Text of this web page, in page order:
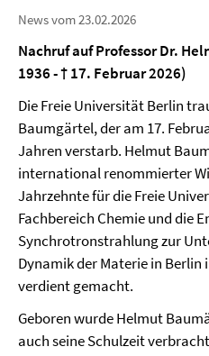
News vom 23.02.2026
Nachruf auf Professor Dr.
1936 -† 17. Februar 2026)
Die Freie Universität Berlin
Baumgärtel, der am 17.
Jahren verstarb. Helmut
international renommierter
Jahrzehnte für die Freie
Fachbereich Chemie und die
Synchrotronstrahlung zur
Dynamik der Materie in
verdient gemacht.
Geboren wurde Helmut
auch seine Schulzeit